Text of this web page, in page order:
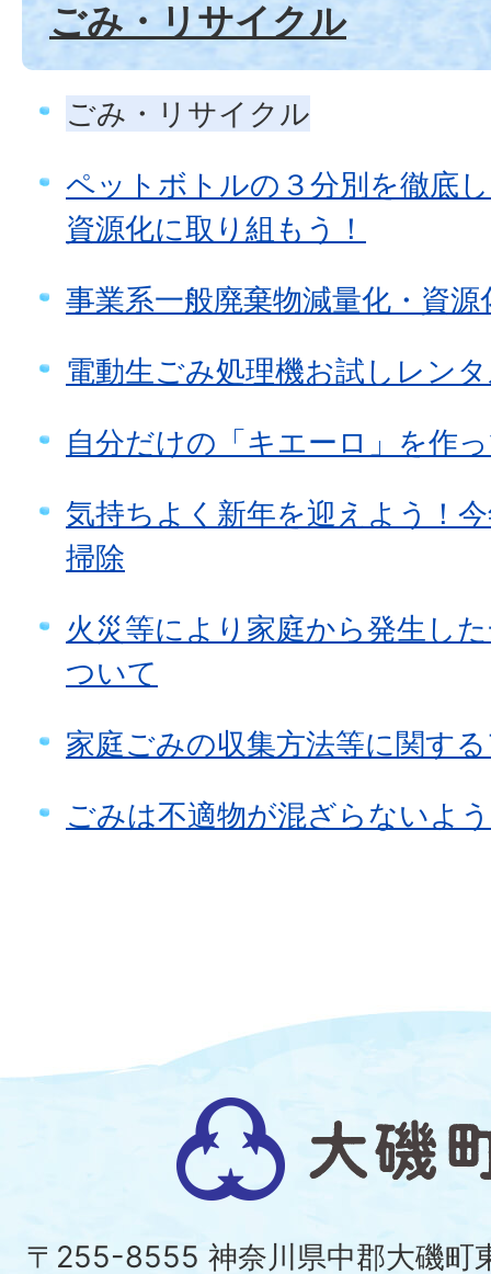
ごみ・リサイクル
ごみ・リサイクル
ペットボトルの３分別を徹底
資源化に取り組もう！
事業系一般廃棄物減量化・資源
電動生ごみ処理機お試しレン
自分だけの「キエーロ」を作
気持ちよく新年を迎えよう！
掃除
火災等により家庭から発生し
ついて
家庭ごみの収集方法等に関す
ごみは不適物が混ざらないよ
大
磯
町
〒255-8555 神奈川県中郡大磯